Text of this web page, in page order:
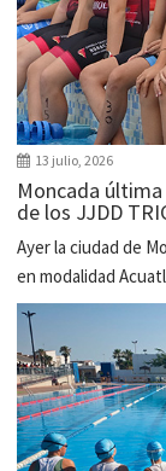
13 julio, 2026
Moncada
de los JJDD
Ayer la ciudad de
en modalidad